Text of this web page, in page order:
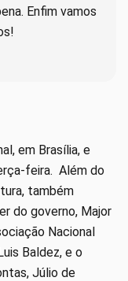
Enfim vamos
em Brasília, e
feira. Além do
também
do governo, Major
Nacional
Baldez, e o
Júlio de